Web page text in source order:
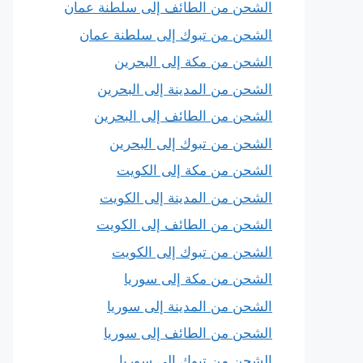
الشحن من الطائف إلى سلطنة عمان
الشحن من تبوك إلى سلطنة عمان
الشحن من مكة إلى البحرين
الشحن من المدينة إلى البحرين
الشحن من الطائف إلى البحرين
الشحن من تبوك إلى البحرين
الشحن من مكة إلى الكويت
الشحن من المدينة إلى الكويت
الشحن من الطائف إلى الكويت
الشحن من تبوك إلى الكويت
الشحن من مكة إلى سوريا
الشحن من المدينة إلى سوريا
الشحن من الطائف إلى سوريا